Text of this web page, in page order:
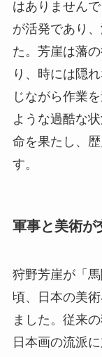
はありません
が活発であり
た。芳崖は藩
り、時には隠
じながら作業
ような過酷な
命を果たし、
す。
軍事と美術が
狩野芳崖が「
頃、日本の美
ました。従来
日本画の流派